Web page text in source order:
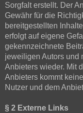
Sorgfalt erstellt. Der
Gewähr für die
bereitgestellten
erfolgt auf eigene
gekennzeichnete
jeweiligen Autors und
Anbieters wieder. Mit
Anbieters kommt
Nutzer und dem
§ 2 Externe Links